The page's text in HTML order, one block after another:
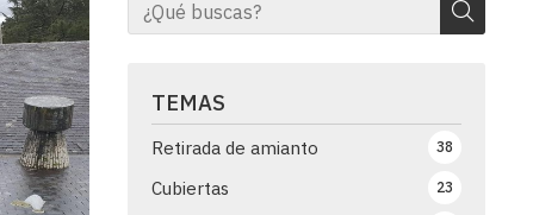
TEMAS
Retirada de amianto 38
Cubiertas 23